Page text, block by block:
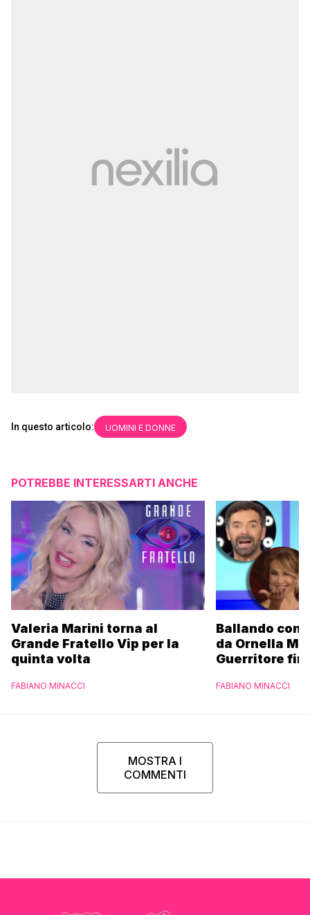
In questo articolo: UOMINI E DONNE
POTREBBE INTERESSARTI ANCHE
Valeria Marini torna al
Grande Fratello Vip per la
quinta volta
FABIANO MINACCI
Ballando con
da Ornella
Guerritore
l’esclusiva di
FABIANO MINACCI
MOSTRA I
COMMENTI